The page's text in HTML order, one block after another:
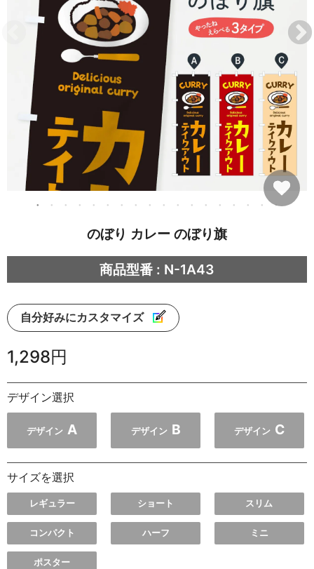
のぼり カレー のぼり旗
商品型番 : N-1A43
自分好みにカスタマイズ
1,298円
デザイン選択
デザイン A デザイン B デザイン C
サイズを選択
レギュラー ショート スリム
コンパクト ハーフ ミニ
ポスター